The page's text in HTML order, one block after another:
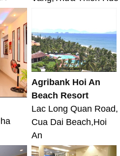
Agribank Hoi An
Beach Resort
Lac Long Quan Road,
Cua Dai Beach,Hoi
An